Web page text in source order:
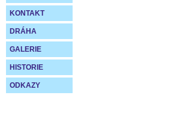
KONTAKT
DRÁHA
GALERIE
HISTORIE
ODKAZY